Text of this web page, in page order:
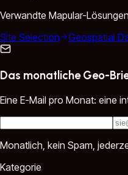
Verwandte Mapular-Lösungen
Site Selection
Geospatial
Das monatliche Geo-
Eine E-Mail pro Monat: eine
Monatlich, kein Spam,
Kategorie